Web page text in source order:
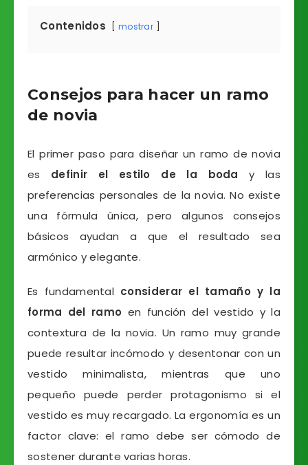
Contenidos mostrar
Consejos para hacer un ramo
de novia
El primer paso para diseñar un ramo de novia
es definir el estilo de la boda y las
preferencias personales de la novia. No existe
una fórmula única, pero algunos consejos
básicos ayudan a que el resultado sea
armónico y elegante.
Es fundamental considerar el tamaño y la
forma del ramo en función del vestido y la
contextura de la novia. Un ramo muy grande
puede resultar incómodo y desentonar con un
vestido minimalista, mientras que uno
pequeño puede perder protagonismo si el
vestido es muy recargado. La ergonomía es un
factor clave: el ramo debe ser cómodo de
sostener durante varias horas.